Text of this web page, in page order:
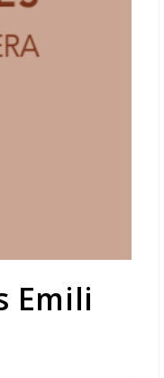
Emili